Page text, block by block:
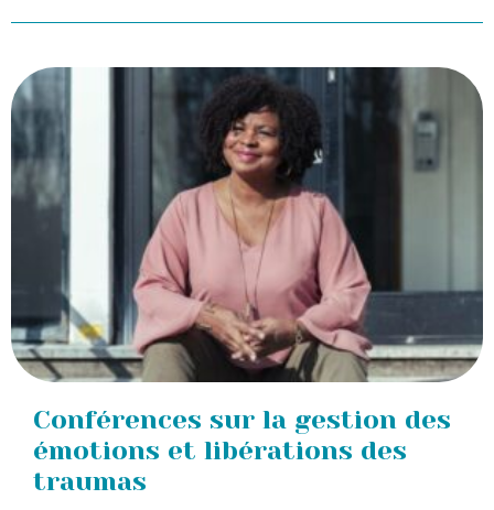
Conférences sur la gestion des
émotions et libérations des
traumas